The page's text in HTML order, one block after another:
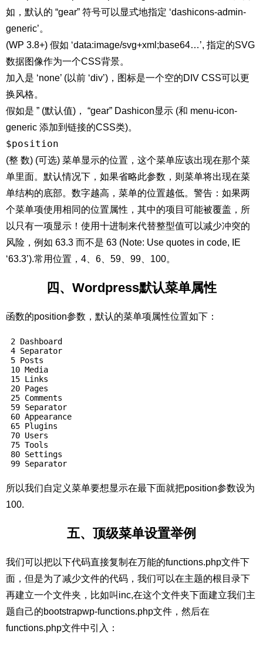
如，默认的 “gear” 符号可以显式地指定 ‘dashicons-admin-
generic’。
(WP 3.8+) 假如 ‘data:image/svg+xml;base64…’, 指定的SVG
数据图像作为一个CSS背景。
加入是 ‘none’ (以前 ‘div’)，图标是一个空的DIV CSS可以更
换风格。
假如是 ” (默认值)， “gear” Dashicon显示 (和 menu-icon-
generic 添加到链接的CSS类)。
$position
(整 数) (可选) 菜单显示的位置，这个菜单应该出现在那个菜
单里面。默认情况下，如果省略此参数，则菜单将出现在菜
单结构的底部。数字越高，菜单的位置越低。警告：如果两
个菜单项使用相同的位置属性，其中的项目可能被覆盖，所
以只有一项显示！使用十进制来代替整型值可以减少冲突的
风险，例如 63.3 而不是 63 (Note: Use quotes in code, IE
‘63.3’).常用位置，4、6、59、99、100。
四、Wordpress默认菜单属性
函数的position参数，默认的菜单项属性位置如下：
2 Dashboard
4 Separator
5 Posts
10 Media
15 Links
20 Pages
25 Comments
59 Separator
60 Appearance
65 Plugins
70 Users
75 Tools
80 Settings
99 Separator
所以我们自定义菜单要想显示在最下面就把position参数设为
100.
五、顶级菜单设置举例
我们可以把以下代码直接复制在万能的functions.php文件下
面，但是为了减少文件的代码，我们可以在主题的根目录下
再建立一个文件夹，比如叫inc,在这个文件夹下面建立我们主
题自己的bootstrapwp-functions.php文件，然后在
functions.php文件中引入：